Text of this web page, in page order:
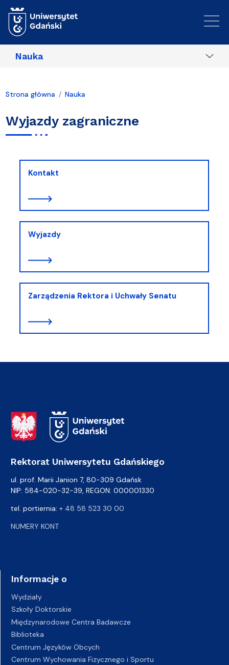
Nauka
Strona główna Nauka
Wyjazdy zagraniczne
Kontakt
Wyjazdy
Zarządzenia Rektora i Uchwały Senatu
Adres Rektoratu
Rektorat Uniwersytetu Gdańskiego
ul. prof. Marii Janion 7, 80-309 Gdańsk
NIP: 584-020-32-39, REGON: 000001330
tel. portiernia: + 48 58 523 30 00
NUMERY KONT
Informacje o
Wydziały
Szkoły Doktorskie
Międzynarodowe Centra Badawcze
Biblioteka
Centrum Języków Obcych
Centrum Wychowania Fizycznego i Sportu